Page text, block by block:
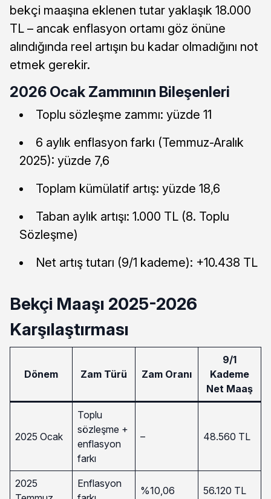
bekçi maaşına eklenen tutar yaklaşık 18.000
TL – ancak enflasyon ortamı göz önüne
alındığında reel artışın bu kadar olmadığını not
etmek gerekir.
2026 Ocak Zammının Bileşenleri
Toplu sözleşme zammı: yüzde 11
6 aylık enflasyon farkı (Temmuz-Aralık
2025): yüzde 7,6
Toplam kümülatif artış: yüzde 18,6
Taban aylık artışı: 1.000 TL (8. Toplu
Sözleşme)
Net artış tutarı (9/1 kademe): +10.438 TL
Bekçi Maaşı 2025-2026
Karşılaştırması
Dönem Zam Türü Zam Oranı
9/1
Kademe
Net Maaş
2025 Ocak
Toplu
sözleşme +
enflasyon
farkı
– 48.560 TL
2025
Enflasyon
%10,06 56.120 TL